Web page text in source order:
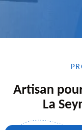
Artisan
La